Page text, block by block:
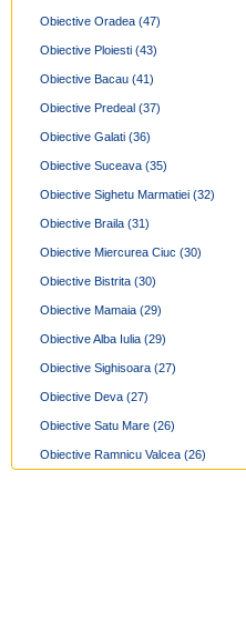
Obiective Oradea (47)
Obiective Ploiesti (43)
Obiective Bacau (41)
Obiective Predeal (37)
Obiective Galati (36)
Obiective Suceava (35)
Obiective Sighetu Marmatiei (32)
Obiective Braila (31)
Obiective Miercurea Ciuc (30)
Obiective Bistrita (30)
Obiective Mamaia (29)
Obiective Alba Iulia (29)
Obiective Sighisoara (27)
Obiective Deva (27)
Obiective Satu Mare (26)
Obiective Ramnicu Valcea (26)